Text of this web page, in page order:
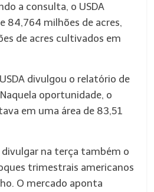
a consulta, o USDA
84,764 milhões de acres,
de acres cultivados em
divulgou o relatório de
oportunidade, o
em uma área de 83,51
na terça também o
trimestrais americanos
O mercado aponta